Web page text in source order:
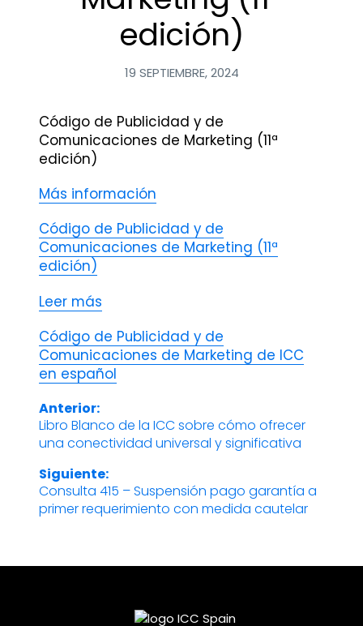
edición)
19 SEPTIEMBRE, 2024
Código de Publicidad y de
Comunicaciones de Marketing (11ª
edición)
Más información
Código de Publicidad y de
Comunicaciones de Marketing (11ª
edición)
Leer más
Código de Publicidad y de
Comunicaciones de Marketing de ICC
en español
Navegación
de
entradas
Anterior:
Entrada
anterior:
Libro Blanco de la ICC sobre cómo ofrecer
una conectividad universal y significativa
Siguiente:
Entrada
siguiente:
Consulta 415 – Suspensión pago garantía a
primer requerimiento con medida cautelar